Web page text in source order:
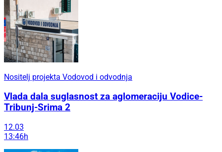
Nositelj projekta Vodovod i odvodnja
Vlada dala suglasnost za aglomeraciju Vodice-
Tribunj-Srima 2
12.03
13:46h